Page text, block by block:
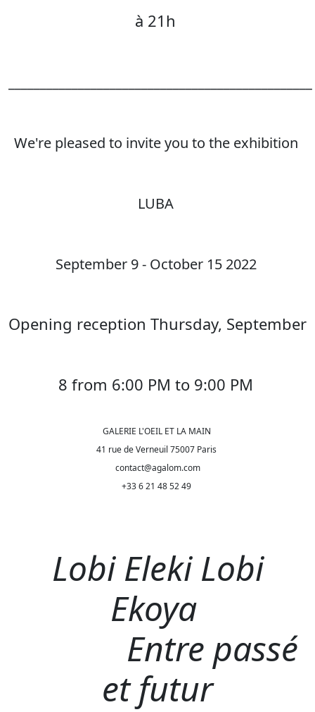
à 21h
We're pleased to invite you to the exhibition
LUBA
September 9 - October 15 2022
Opening reception Thursday, September
8 from 6:00 PM to 9:00 PM
GALERIE L'OEIL ET LA MAIN
41 rue de Verneuil 75007 Paris
contact@agalom.com
+33 6 21 48 52 49
Lobi Eleki Lobi
Ekoya
Entre passé
et futur